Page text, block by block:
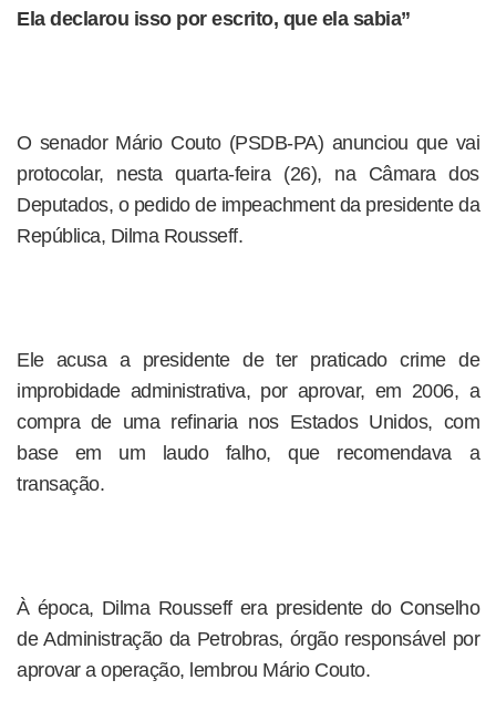
Ela declarou isso por escrito, que ela sabia”
O senador Mário Couto (PSDB-PA) anunciou que vai
protocolar, nesta quarta-feira (26), na Câmara dos
Deputados, o pedido de impeachment da presidente da
República, Dilma Rousseff.
Ele acusa a presidente de ter praticado crime de
improbidade administrativa, por aprovar, em 2006, a
compra de uma refinaria nos Estados Unidos, com
base em um laudo falho, que recomendava a
transação.
À época, Dilma Rousseff era presidente do Conselho
de Administração da Petrobras, órgão responsável por
aprovar a operação, lembrou Mário Couto.